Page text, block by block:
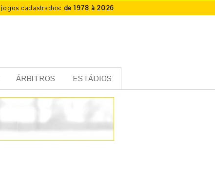
cadastrados: de 1978 à 2026
ÁRBITROS ESTÁDIOS